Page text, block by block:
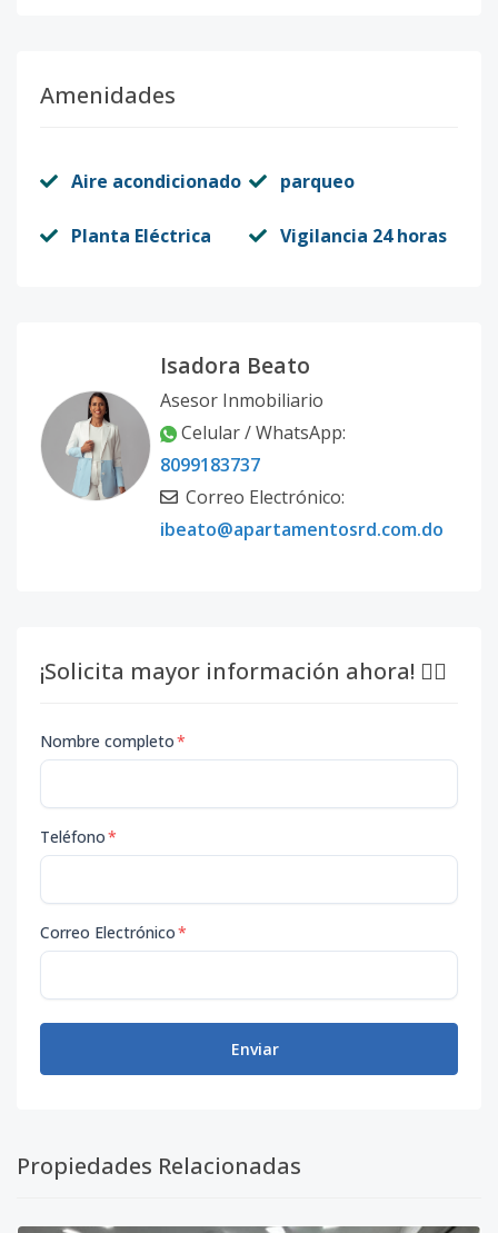
Amenidades
Aire acondicionado parqueo
Planta Eléctrica Vigilancia 24 horas
Isadora Beato
Asesor Inmobiliario
Celular / WhatsApp:
8099183737
Correo Electrónico:
ibeato@apartamentosrd.com.do
¡Solicita mayor información ahora! 👇🏽
Nombre completo*
Teléfono*
Correo Electrónico*
Enviar
Propiedades Relacionadas